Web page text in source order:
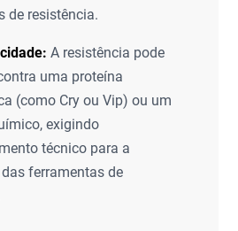
de resistência.
A resistência pode
uma proteína
(como Cry ou Vip) ou um
exigindo
técnico para a
ferramentas de